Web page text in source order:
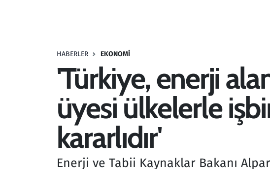
HABERLER EKONOMI
'Türkiye, enerji
üyesi ülkelerle
kararlıdır'
Enerji ve Tabii Kaynaklar Bakanı
Savunma Sanayi
Seçim 2023